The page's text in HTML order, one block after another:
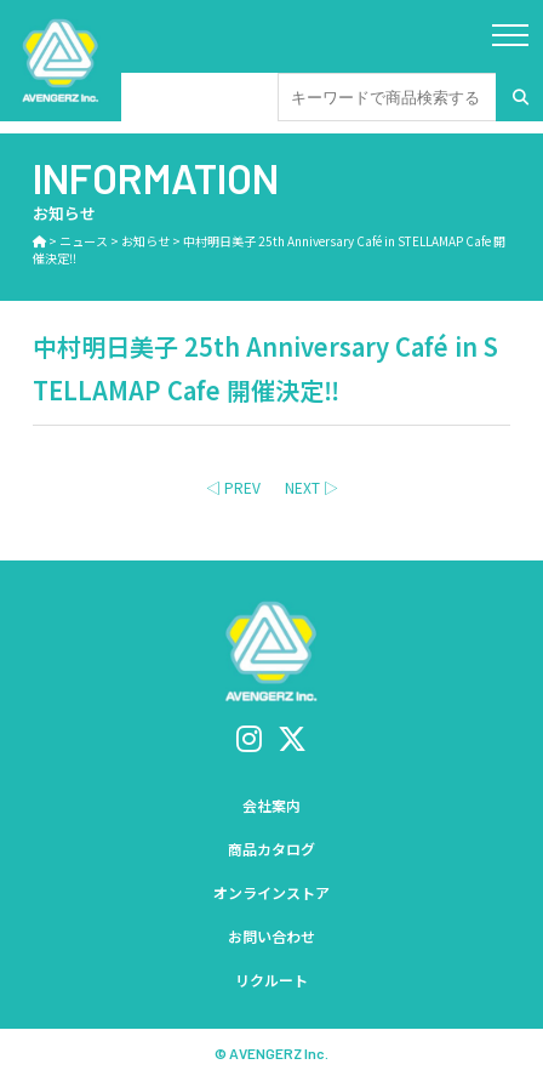
INFORMATION
お知らせ
> ニュース > お知らせ> 中村明日美子 25th Anniversary Café in STELLAMAP Cafe 開
催決定‼
中村明日美子 25th Anniversary Café in S
TELLAMAP Cafe 開催決定‼
◁ PREV NEXT ▷
会社案内
商品カタログ
オンラインストア
お問い合わせ
リクルート
© AVENGERZ Inc.